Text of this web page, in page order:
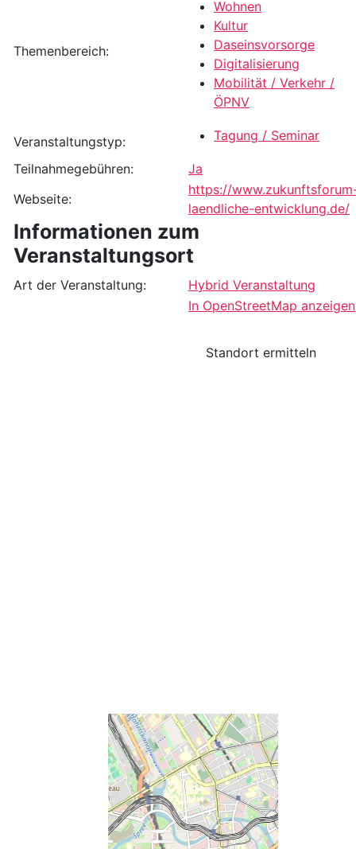
Themenbereich:
Wohnen
Kultur
Daseinsvorsorge
Digitalisierung
Mobilität / Verkehr /
ÖPNV
Veranstaltungstyp: Tagung / Seminar
Teilnahmegebühren:
Ja
Webseite:
https://
laendliche-entwicklung.de/
Informationen zum
Veranstaltungsort
Art der Veranstaltung:
Hybrid Veranstaltung
In OpenStreetMap anzeigen
Standort ermitteln